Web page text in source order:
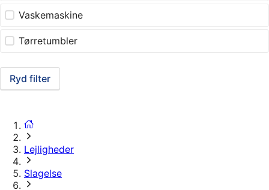
Vaskemaskine
Tørretumbler
Ryd filter
Lejligheder
Slagelse